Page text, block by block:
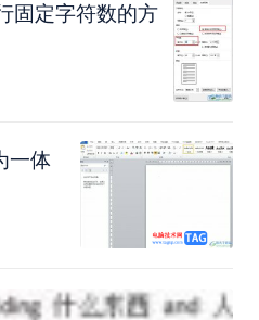
固定字符数的方
一体